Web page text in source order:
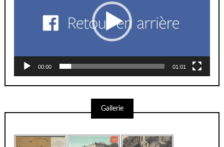
00:00 01:01
Gallerie